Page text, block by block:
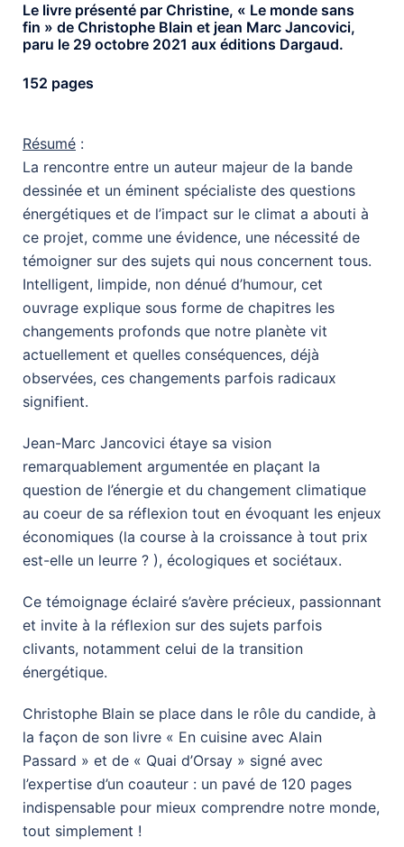
Le livre présenté par Christine, « Le monde sans
fin » de Christophe Blain et jean Marc Jancovici,
paru le 29 octobre 2021 aux éditions Dargaud.
152 pages
Résumé :
La rencontre entre un auteur majeur de la bande
dessinée et un éminent spécialiste des questions
énergétiques et de l’impact sur le climat a abouti à
ce projet, comme une évidence, une nécessité de
témoigner sur des sujets qui nous concernent tous.
Intelligent, limpide, non dénué d’humour, cet
ouvrage explique sous forme de chapitres les
changements profonds que notre planète vit
actuellement et quelles conséquences, déjà
observées, ces changements parfois radicaux
signifient.
Jean-Marc Jancovici étaye sa vision
remarquablement argumentée en plaçant la
question de l’énergie et du changement climatique
au coeur de sa réflexion tout en évoquant les enjeux
économiques (la course à la croissance à tout prix
est-elle un leurre ? ), écologiques et sociétaux.
Ce témoignage éclairé s’avère précieux, passionnant
et invite à la réflexion sur des sujets parfois
clivants, notamment celui de la transition
énergétique.
Christophe Blain se place dans le rôle du candide, à
la façon de son livre « En cuisine avec Alain
Passard » et de « Quai d’Orsay » signé avec
l’expertise d’un coauteur : un pavé de 120 pages
indispensable pour mieux comprendre notre monde,
tout simplement !